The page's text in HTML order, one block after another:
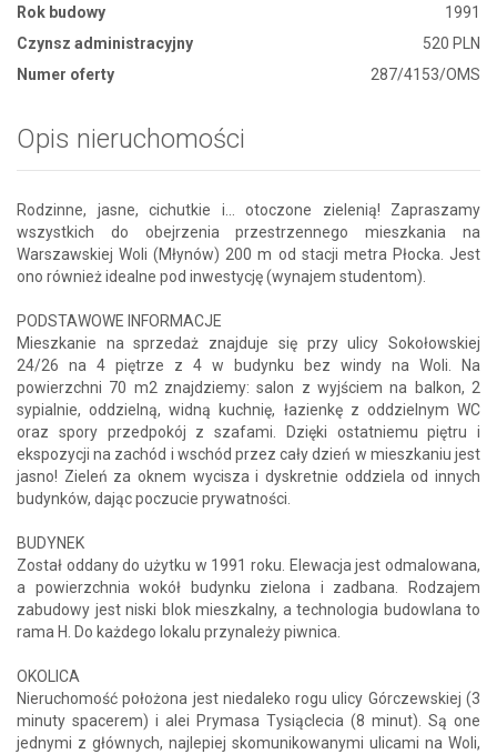
Rok budowy
1991
Czynsz administracyjny
520 PLN
Numer oferty
287/4153/OMS
Opis nieruchomości
Rodzinne, jasne, cichutkie i… otoczone zielenią! Zapraszamy
wszystkich do obejrzenia przestrzennego mieszkania na
Warszawskiej Woli (Młynów) 200 m od stacji metra Płocka. Jest
ono również idealne pod inwestycję (wynajem studentom).
PODSTAWOWE INFORMACJE
Mieszkanie na sprzedaż znajduje się przy ulicy Sokołowskiej
24/26 na 4 piętrze z 4 w budynku bez windy na Woli. Na
powierzchni 70 m2 znajdziemy: salon z wyjściem na balkon, 2
sypialnie, oddzielną, widną kuchnię, łazienkę z oddzielnym WC
oraz spory przedpokój z szafami. Dzięki ostatniemu piętru i
ekspozycji na zachód i wschód przez cały dzień w mieszkaniu jest
jasno! Zieleń za oknem wycisza i dyskretnie oddziela od innych
budynków, dając poczucie prywatności.
BUDYNEK
Został oddany do użytku w 1991 roku. Elewacja jest odmalowana,
a powierzchnia wokół budynku zielona i zadbana. Rodzajem
zabudowy jest niski blok mieszkalny, a technologia budowlana to
rama H. Do każdego lokalu przynależy piwnica.
OKOLICA
Nieruchomość położona jest niedaleko rogu ulicy Górczewskiej (3
minuty spacerem) i alei Prymasa Tysiąclecia (8 minut). Są one
jednymi z głównych, najlepiej skomunikowanymi ulicami na Woli,